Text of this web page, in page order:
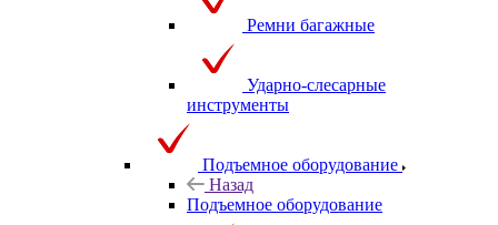
Ремни багажные
Ударно-слесарные
инструменты
Подъемное оборудование
Назад
Подъемное оборудование